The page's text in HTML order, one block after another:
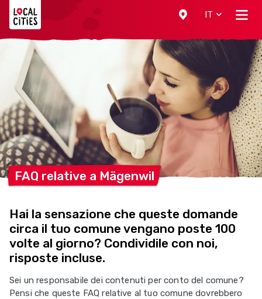
IT
FAQ relative a Mägenwil
Hai la sensazione che queste domande
circa il tuo comune vengano poste 100
volte al giorno? Condividile con noi,
risposte incluse.
Sei un responsabile dei contenuti per conto del comune?
Pensi che queste FAQ relative al tuo comune dovrebbero